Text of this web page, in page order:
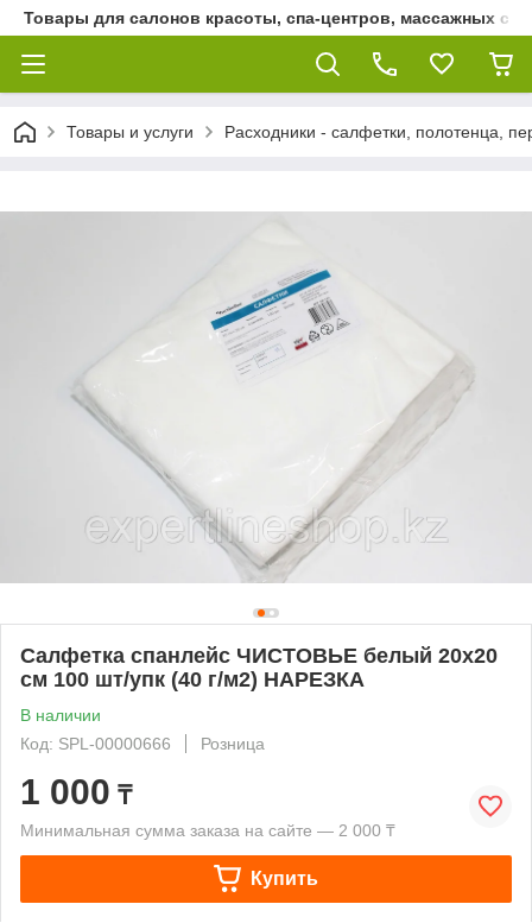
Товары для салонов красоты, спа-центров, массажных
Товары и услуги Расходники - салфетки, полотенца,
Салфетка спанлейс ЧИСТОВЬЕ белый 20х20
см 100 шт/упк (40 г/м2) НАРЕЗКА
В наличии
Код: SPL-00000666
Розница
1 000 ₸
Минимальная сумма заказа на сайте — 2 000 ₸
Купить